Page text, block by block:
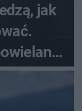
jak
temat